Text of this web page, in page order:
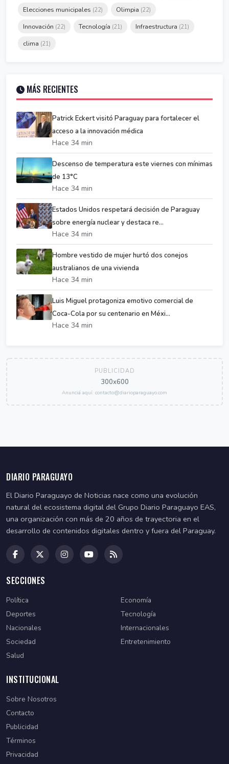
Elecciones municipales (22) Olimpia (22)
Innovación (22) Tecnología (21) Infraestructura (21)
clima (21)
MÁS RECIENTES
Patrick Eckert visitó Paraguay para fortalecer el
acceso a la innovación médica
Hace 34 min
Descenso de temperatura este viernes con mínimas
de 13°C
Hace 34 min
Estados Unidos respetará decisión de Paraguay
sobre energía nuclear y destaca re...
Hace 34 min
Hombre vestido de mujer hurtó dos conejos
australianos de una vivienda
Hace 34 min
Luis Miguel protagoniza emotivo comercial de
Coca-Cola por su centenario en Méxi...
Hace 34 min
PUBLICIDAD
300x600
Anunciá aquí: contacto@diarioparaguayo.com
DIARIO PARAGUAYO
El Diario Paraguayo de Noticias nace como una evolución
natural del ecosistema digital del Grupo Diario Paraguayo EAS,
una organización con más de 20 años de trayectoria en el
desarrollo de contenidos digitales dentro y fuera del Paraguay.
SECCIONES
Política
Economía
Deportes
Tecnología
Nacionales
Internacionales
Sociedad
Entretenimiento
Salud
INSTITUCIONAL
Sobre Nosotros
Contacto
Publicidad
Términos
Privacidad